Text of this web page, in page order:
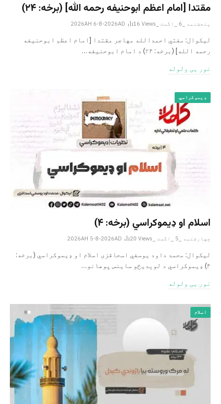
مقتدا [امام اعظم ابوحنیفه رحمه الله‎] (برخه: ۲۴)
پنجشنبه _6 _اگست _2026AH 6-8-2026AD 16 Views
لیکوال: مفتي احمدالله مهاجر مقتدا [امام اعظم ابوحنیفه
رحمه الله‎] (برخه: ۲۴) د امام ابوحنيفه…
نور یی ولوله
ډیموکراسي
اسلام او ډیموکراسي (برخه: ۴)
چهارشنبه _5 _اگست _2026AH 5-8-2026AD 20 Views
لیکوال: محمد داود یوسفي اسحاقزی اسلام او ډیموکراسي (برخه:
۴) ډیموکراسي د لوېدیځو ساینس پوهانو…
نور یی ولوله
اسلام